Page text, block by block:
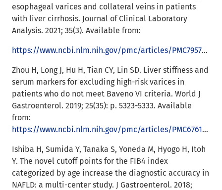
esophageal varices and collateral veins in patients
with liver cirrhosis. Journal of Clinical Laboratory
Analysis. 2021; 35(3). Available from:
https://www.ncbi.nlm.nih.gov/pmc/articles/PMC7957998/
Zhou H, Long J, Hu H, Tian CY, Lin SD. Liver stiffness and
serum markers for excluding high-risk varices in
patients who do not meet Baveno VI criteria. World J
Gastroenterol. 2019; 25(35): p. 5323-5333. Available
from:
https://www.ncbi.nlm.nih.gov/pmc/articles/PMC6761236/
Ishiba H, Sumida Y, Tanaka S, Yoneda M, Hyogo H, Itoh
Y. The novel cutoff points for the FIB4 index
categorized by age increase the diagnostic accuracy in
NAFLD: a multi-center study. J Gastroenterol. 2018;